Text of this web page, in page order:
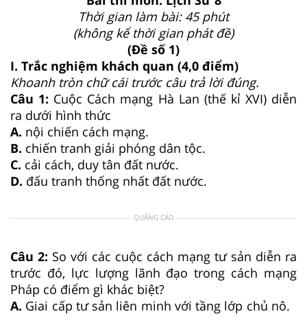
Thời gian làm bài: 45 phút
(không kể thời gian phát đề)
(Đề số 1)
I. Trắc nghiệm khách quan (4,0 điểm)
Khoanh tròn chữ cái trước câu trả lời đúng.
Câu 1: Cuộc Cách mạng Hà Lan (thế kỉ XVI) diễn
ra dưới hình thức
A. nội chiến cách mạng.
B. chiến tranh giải phóng dân tộc.
C. cải cách, duy tân đất nước.
D. đấu tranh thống nhất đất nước.
QUẢNG CÁO
Câu 2: So với các cuộc cách mạng tư sản diễn ra
trước đó, lực lượng lãnh đạo trong cách mạng
Pháp có điểm gì khác biệt?
A. Giai cấp tư sản liên minh với tầng lớp chủ nô.